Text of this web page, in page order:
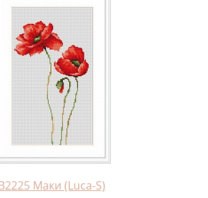
Маки (Luca-S)